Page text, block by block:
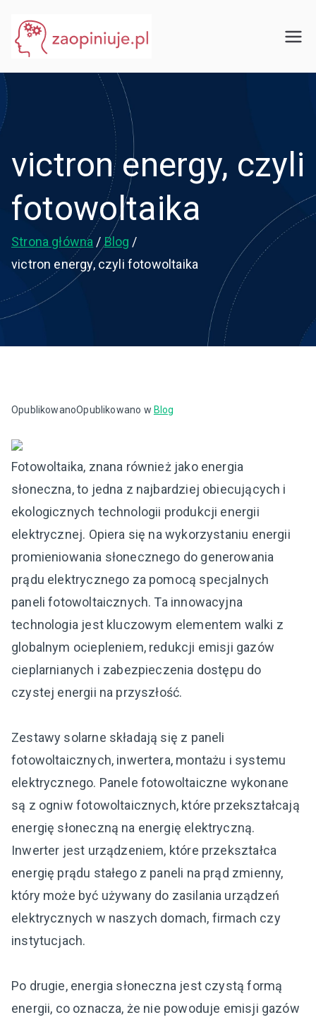
treści
victron energy, czyli
fotowoltaika
Strona główna
Blog
victron energy, czyli fotowoltaika
OpublikowanoOpublikowano w Blog
Fotowoltaika, znana również jako energia
słoneczna, to jedna z najbardziej obiecujących i
ekologicznych technologii produkcji energii
elektrycznej. Opiera się na wykorzystaniu energii
promieniowania słonecznego do generowania
prądu elektrycznego za pomocą specjalnych
paneli fotowoltaicznych. Ta innowacyjna
technologia jest kluczowym elementem walki z
globalnym ociepleniem, redukcji emisji gazów
cieplarnianych i zabezpieczenia dostępu do
czystej energii na przyszłość.
Zestawy solarne składają się z paneli
fotowoltaicznych, inwertera, montażu i systemu
elektrycznego. Panele fotowoltaiczne wykonane
są z ogniw fotowoltaicznych, które przekształcają
energię słoneczną na energię elektryczną.
Inwerter jest urządzeniem, które przekształca
energię prądu stałego z paneli na prąd zmienny,
który może być używany do zasilania urządzeń
elektrycznych w naszych domach, firmach czy
instytucjach.
Po drugie, energia słoneczna jest czystą formą
energii, co oznacza, że nie powoduje emisji gazów